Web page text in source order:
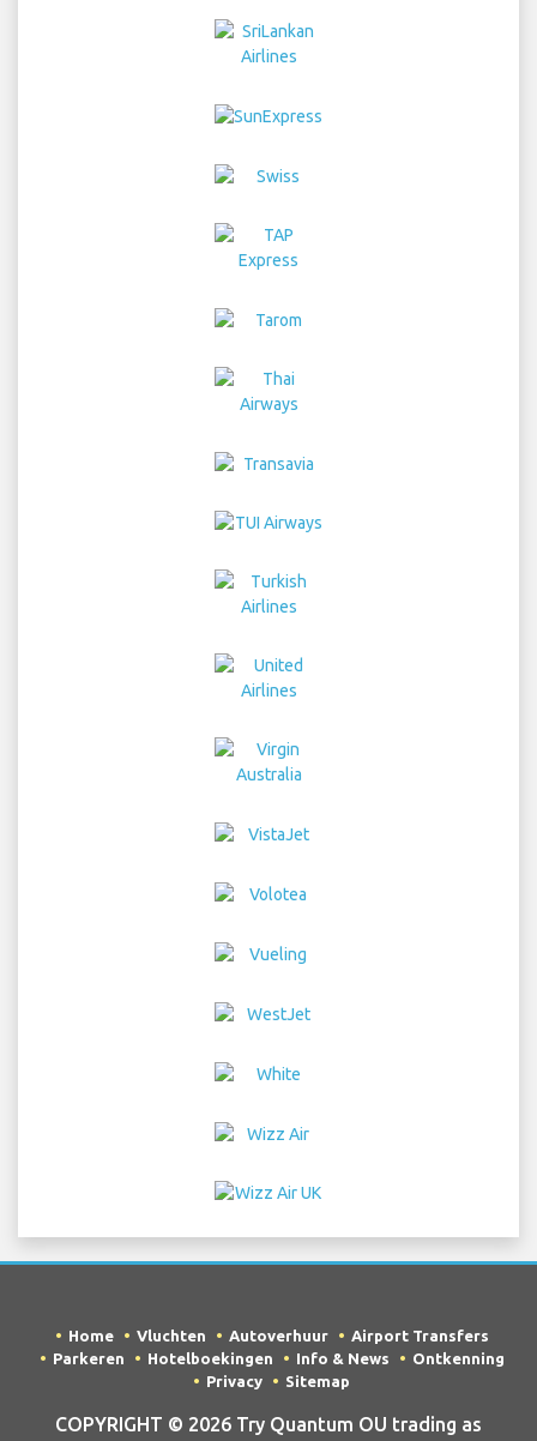
Home Vluchten Autoverhuur
Airport Transfers
Parkeren
Hotelboekingen Info & News
Ontkenning
Privacy
Sitemap
COPYRIGHT © 2026 Try Quantum OU trading as